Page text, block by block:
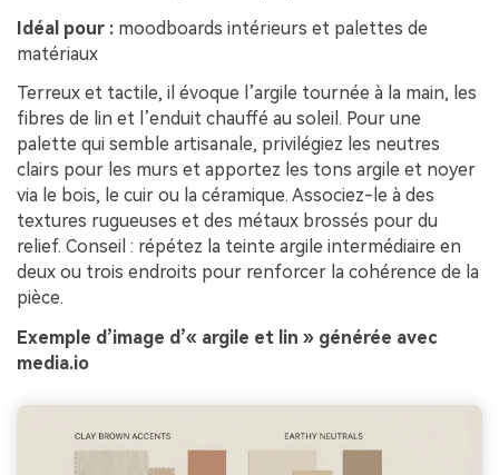
Idéal pour : moodboards intérieurs et palettes de
matériaux
Terreux et tactile, il évoque l’argile tournée à la main, les
fibres de lin et l’enduit chauffé au soleil. Pour une
palette qui semble artisanale, privilégiez les neutres
clairs pour les murs et apportez les tons argile et noyer
via le bois, le cuir ou la céramique. Associez-le à des
textures rugueuses et des métaux brossés pour du
relief. Conseil : répétez la teinte argile intermédiaire en
deux ou trois endroits pour renforcer la cohérence de la
pièce.
Exemple d’image d’« argile et lin » générée avec
media.io